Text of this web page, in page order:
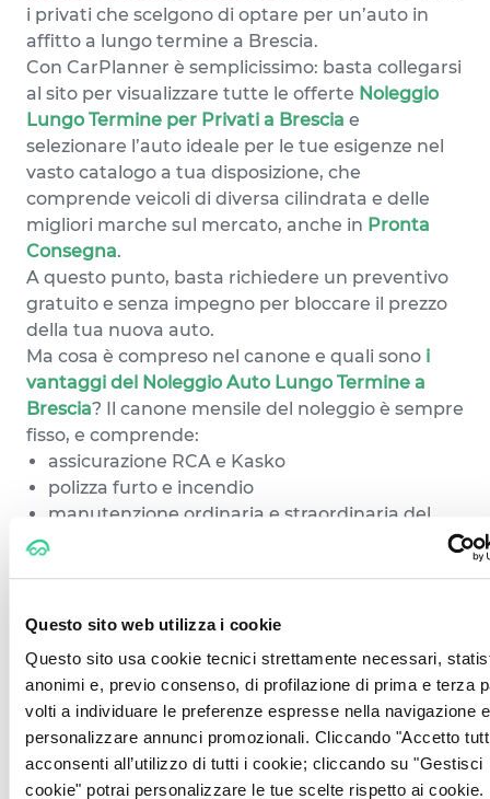
Questo sito web utilizza i cookie
Questo sito usa cookie tecnici strettamente necessari,
anonimi e, previo consenso, di profilazione di prima e terza
volti a individuare le preferenze espresse nella navigazione e
personalizzare annunci promozionali. Cliccando "Accetto
acconsenti all’utilizzo di tutti i cookie; cliccando su "Gestisci
cookie" potrai personalizzare le tue scelte rispetto ai cookie.
i privati che scelgono di optare per un’auto in
affitto a lungo termine a Brescia.
Con CarPlanner è semplicissimo: basta collegarsi
al sito per visualizzare tutte le offerte Noleggio
Lungo Termine per Privati a Brescia e
selezionare l’auto ideale per le tue esigenze nel
vasto catalogo a tua disposizione, che
comprende veicoli di diversa cilindrata e delle
migliori marche sul mercato, anche in Pronta
Consegna.
A questo punto, basta richiedere un preventivo
gratuito e senza impegno per bloccare il prezzo
della tua nuova auto.
Ma cosa è compreso nel canone e quali sono i
vantaggi del Noleggio Auto Lungo Termine a
Brescia? Il canone mensile del noleggio è sempre
fisso, e comprende:
assicurazione RCA e Kasko
polizza furto e incendio
manutenzione ordinaria e straordinaria del
veicolo
Con CarPlanner l’unica tua preoccupazione sarà
CarPlanner e le offerte Noleggio
Lungo Termine Brescia
L’offerta CarPlanner per auto a Noleggio a
Lungo Termine a Brescia è davvero vasta. Ad